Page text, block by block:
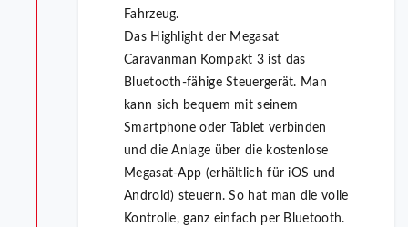
Fahrzeug.
Das Highlight der Megasat
Caravanman Kompakt 3 ist das
Bluetooth-fähige Steuergerät. Man
kann sich bequem mit seinem
Smartphone oder Tablet verbinden
und die Anlage über die kostenlose
Megasat-App (erhältlich für iOS und
Android) steuern. So hat man die volle
Kontrolle, ganz einfach per Bluetooth.